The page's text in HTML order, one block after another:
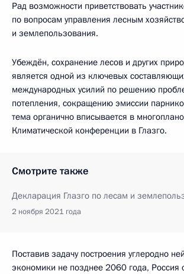
Рад возможности приветствовать
по вопросам управления лесным
и землепользования.
Убеждён, сохранение лесов и других
является одной из ключевых
международных усилий по решению
потепления, сокращению эмиссии
тема органично вписывается в
Климатической конференции в Глазго.
Смотрите также
Декларация Глазго по лесам и
2 ноября 2021 года
Поставив задачу построения углеродно
экономики не позднее 2060 года, Россия